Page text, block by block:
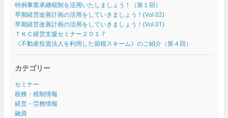
特例事業承継税制を活用いたしましょう！（第１回）
早期経営改善計画の活用をしていきましょう！(Vol.02)
早期経営改善計画の活用をしていきましょう！(Vol.01)
ＴＫＣ経営支援セミナー２０１７
《不動産投資法人を利用した節税スキーム》のご紹介（第４回）
カテゴリー
セミナー
税務・税制情報
経営・労務情報
融資